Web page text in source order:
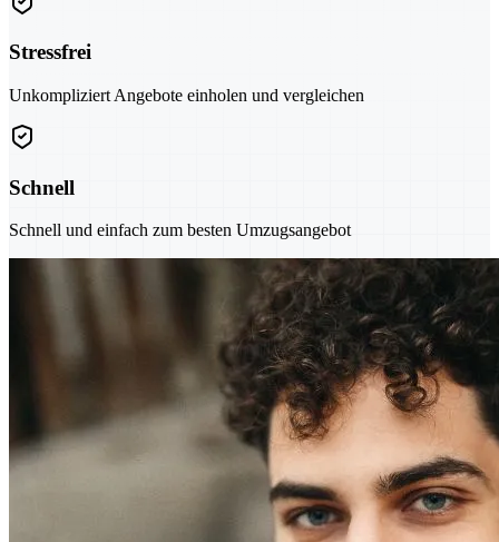
Stressfrei
Unkompliziert Angebote einholen und vergleichen
Schnell
Schnell und einfach zum besten Umzugsangebot